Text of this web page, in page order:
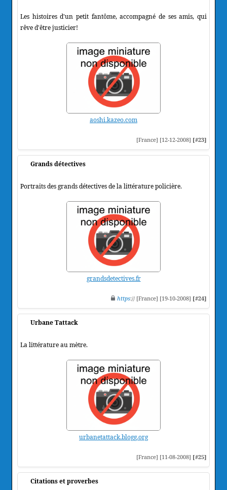
Les histoires d'un petit fantôme, accompagné de ses amis, qui
rêve d'être justicier!
aoshi.kazeo.com
[France] [12-12-2008] [#23]
Grands détectives
Portraits des grands détectives de la littérature policière.
grandsdetectives.fr
https:// [France] [19-10-2008] [#24]
Urbane Tattack
La littérature au mètre.
urbanetattack.blogg.org
[France] [11-08-2008] [#25]
Citations et proverbes